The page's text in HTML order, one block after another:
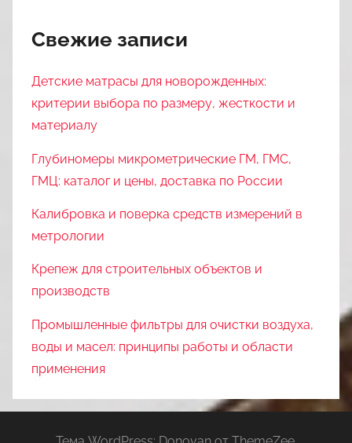
Свежие записи
Детские матрасы для новорожденных:
критерии выбора по размеру, жесткости и
материалу
Глубиномеры микрометрические ГМ, ГМС,
ГМЦ: каталог и цены, доставка по России
Калибровка и поверка средств измерений в
метрологии
Крепеж для строительных объектов и
производств
Промышленные фильтры для очистки воздуха,
воды и масел: принципы работы и области
применения